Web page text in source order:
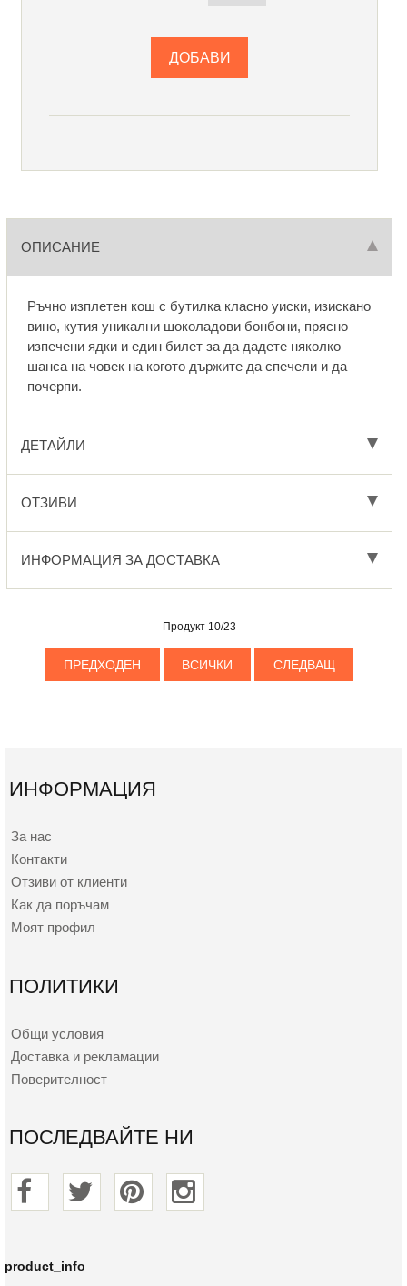
ОПИСАНИЕ
Ръчно изплетен кош с бутилка класно уиски, изискано
вино, кутия уникални шоколадови бонбони, прясно
изпечени ядки и един билет за да дадете няколко
шанса на човек на когото държите да спечели и да
почерпи.
ДЕТАЙЛИ
ОТЗИВИ
ИНФОРМАЦИЯ ЗА ДОСТАВКА
Продукт 10/23
ПРЕДХОДЕН ВСИЧКИ СЛЕДВАЩ
ИНФОРМАЦИЯ
За нас
Контакти
Отзиви от клиенти
Как да поръчам
Моят профил
ПОЛИТИКИ
Общи условия
Доставка и рекламации
Поверителност
ПОСЛЕДВАЙТЕ НИ
product_info